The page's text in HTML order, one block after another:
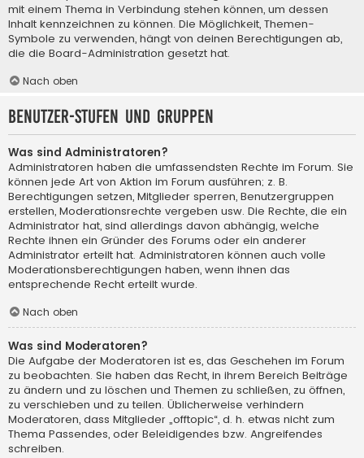
mit einem Thema in Verbindung stehen können, um dessen
Inhalt kennzeichnen zu können. Die Möglichkeit, Themen-
Symbole zu verwenden, hängt von deinen Berechtigungen ab,
die die Board-Administration gesetzt hat.
Nach oben
Benutzer-Stufen und Gruppen
Was sind Administratoren?
Administratoren haben die umfassendsten Rechte im Forum. Sie
können jede Art von Aktion im Forum ausführen; z. B.
Berechtigungen setzen, Mitglieder sperren, Benutzergruppen
erstellen, Moderationsrechte vergeben usw. Die Rechte, die ein
Administrator hat, sind allerdings davon abhängig, welche
Rechte ihnen ein Gründer des Forums oder ein anderer
Administrator erteilt hat. Administratoren können auch volle
Moderationsberechtigungen haben, wenn ihnen das
entsprechende Recht erteilt wurde.
Nach oben
Was sind Moderatoren?
Die Aufgabe der Moderatoren ist es, das Geschehen im Forum
zu beobachten. Sie haben das Recht, in ihrem Bereich Beiträge
zu ändern und zu löschen und Themen zu schließen, zu öffnen,
zu verschieben und zu teilen. Üblicherweise verhindern
Moderatoren, dass Mitglieder „offtopic“, d. h. etwas nicht zum
Thema Passendes, oder Beleidigendes bzw. Angreifendes
schreiben.